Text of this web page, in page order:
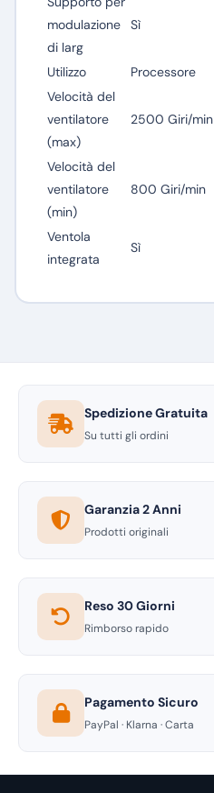
modulazione
di larg
Sì
Utilizzo
Processore
Velocità del
ventilatore
(max)
2500 Giri/min
Velocità del
ventilatore
(min)
800 Giri/min
Ventola
integrata
Sì
Spedizione Gratuita
Su tutti gli ordini
Garanzia 2 Anni
Prodotti originali
Reso 30 Giorni
Rimborso rapido
Pagamento Sicuro
PayPal · Klarna · Carta